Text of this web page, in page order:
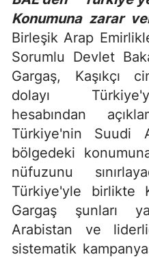
Konumuna zarar
Birleşik Arap
Sorumlu Devlet
Gargaş, Kaşıkçı
dolayı
hesabından
Türkiye'nin Suudi
bölgedeki
nüfuzunu
Türkiye'yle birlikte
Gargaş şunları
Arabistan ve
sistematik